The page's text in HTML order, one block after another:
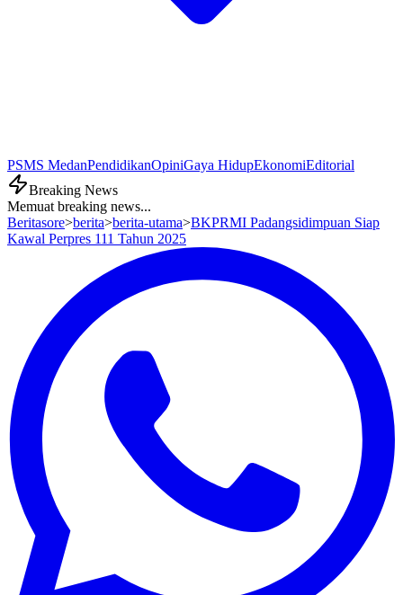
PSMS MedanPendidikanOpiniGaya HidupEkonomiEditorial
Breaking News
Memuat breaking news...
Beritasore>berita>berita-utama>BKPRMI Padangsidimpuan Siap
Kawal Perpres 111 Tahun 2025